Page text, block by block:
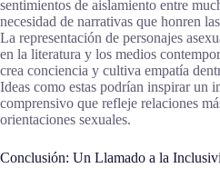
sentimientos de aislamiento entre
necesidad de narrativas que honren
La representación de personajes
en la literatura y los medios
crea conciencia y cultiva empatía
Ideas como estas podrían inspirar un
comprensivo que refleje relaciones
orientaciones sexuales.
Conclusión: Un Llamado a la